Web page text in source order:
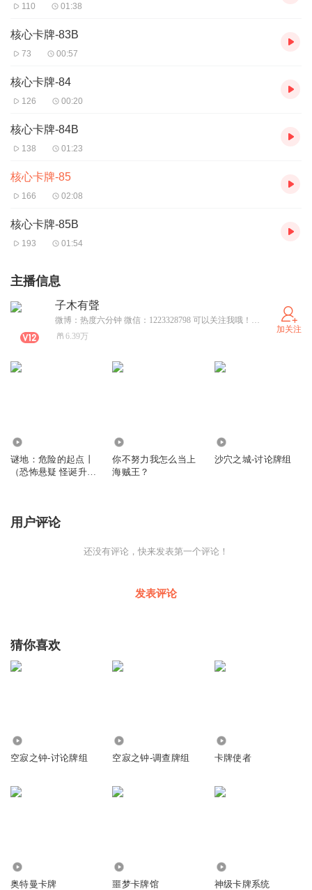
110 01:38
核心卡牌-83B
73 00:57
核心卡牌-84
126 00:20
核心卡牌-84B
138 01:23
核心卡牌-85
166 02:08
核心卡牌-85B
193 01:54
主播信息
子木有聲
微博：热度六分钟 微信：1223328798 可以关注我哦！传递精彩故事，讲述非凡人生
6.39万
加关注
谜地：危险的起点丨
（恐怖悬疑 怪诞升级
你不努力我怎么当上
海贼王？
沙穴之城-讨论牌组
用户评论
还没有评论，快来发表第一个评论！
发表评论
猜你喜欢
空寂之钟-讨论牌组 空寂之钟-调查牌组 卡牌使者
奥特曼卡牌 噩梦卡牌馆 神级卡牌系统